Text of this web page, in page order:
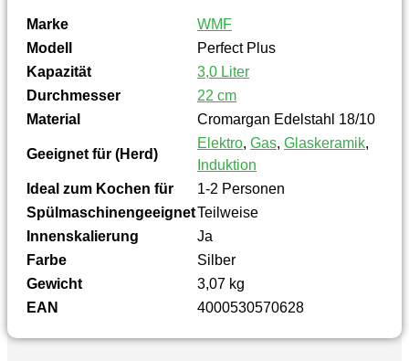
Marke
WMF
Modell
Perfect Plus
Kapazität
3,0 Liter
Durchmesser
22 cm
Material
Cromargan Edelstahl 18/10
Geeignet für (Herd)
Elektro, Gas, Glaskeramik,
Induktion
Ideal zum Kochen für
1-2 Personen
SpülmaschinengeeignetTeilweise
Innenskalierung
Ja
Farbe
Silber
Gewicht
3,07 kg
EAN
4000530570628